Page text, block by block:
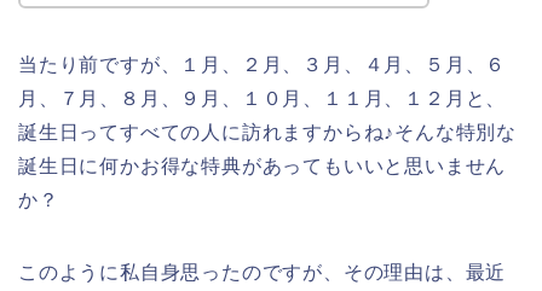
当たり前ですが、１月、２月、３月、４月、５月、６
月、７月、８月、９月、１０月、１１月、１２月と、
誕生日ってすべての人に訪れますからね♪そんな特別な
誕生日に何かお得な特典があってもいいと思いません
か？
このように私自身思ったのですが、その理由は、最近